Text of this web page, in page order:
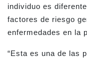
individuo es
factores de riesgo
enfermedades en la
“Esta es una de las